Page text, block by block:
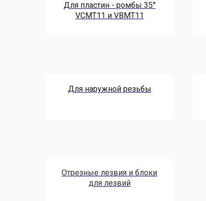
Для пластин - ромбы 35°
VCMT11 и VBMT11
Для наружной резьбы
Отрезные лезвия и блоки
для лезвий